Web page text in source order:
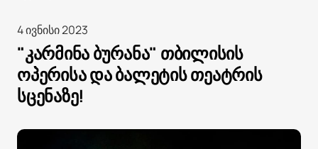
4 ივნისი 2023
"კარმინა ბურანა" თბილისის
ოპერისა და ბალეტის თეატრის
სცენაზე!